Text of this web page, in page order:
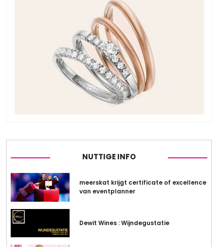
NUTTIGE INFO
meerskat krijgt certificate of excellence
van eventplanner
Dewit Wines : Wijndegustatie